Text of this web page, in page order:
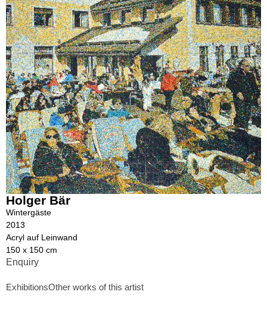
Holger Bär
Wintergäste
2013
Acryl auf Leinwand
150 x 150 cm
Enquiry
ExhibitionsOther works of this artist